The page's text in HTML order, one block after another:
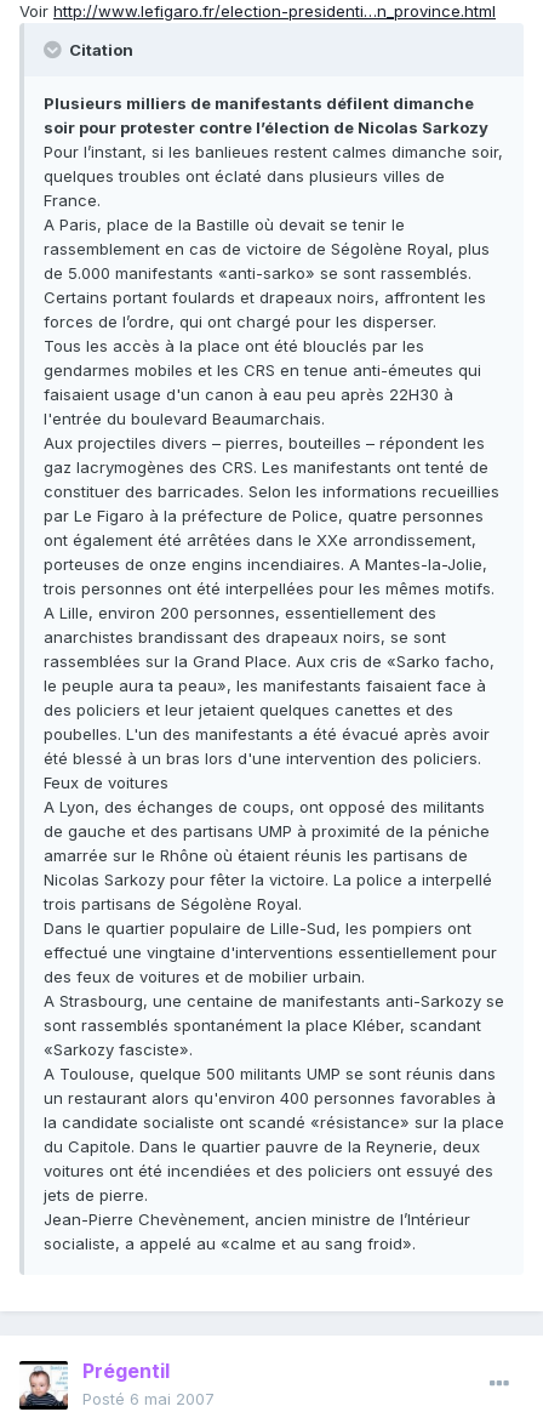
Voir http://www.lefigaro.fr/election-presidenti…n_province.html
Citation
Plusieurs milliers de manifestants défilent dimanche
soir pour protester contre l’élection de Nicolas Sarkozy
Pour l’instant, si les banlieues restent calmes dimanche soir,
quelques troubles ont éclaté dans plusieurs villes de
France.
A Paris, place de la Bastille où devait se tenir le
rassemblement en cas de victoire de Ségolène Royal, plus
de 5.000 manifestants «anti-sarko» se sont rassemblés.
Certains portant foulards et drapeaux noirs, affrontent les
forces de l’ordre, qui ont chargé pour les disperser.
Tous les accès à la place ont été blouclés par les
gendarmes mobiles et les CRS en tenue anti-émeutes qui
faisaient usage d'un canon à eau peu après 22H30 à
l'entrée du boulevard Beaumarchais.
Aux projectiles divers – pierres, bouteilles – répondent les
gaz lacrymogènes des CRS. Les manifestants ont tenté de
constituer des barricades. Selon les informations recueillies
par Le Figaro à la préfecture de Police, quatre personnes
ont également été arrêtées dans le XXe arrondissement,
porteuses de onze engins incendiaires. A Mantes-la-Jolie,
trois personnes ont été interpellées pour les mêmes motifs.
A Lille, environ 200 personnes, essentiellement des
anarchistes brandissant des drapeaux noirs, se sont
rassemblées sur la Grand Place. Aux cris de «Sarko facho,
le peuple aura ta peau», les manifestants faisaient face à
des policiers et leur jetaient quelques canettes et des
poubelles. L'un des manifestants a été évacué après avoir
été blessé à un bras lors d'une intervention des policiers.
Feux de voitures
A Lyon, des échanges de coups, ont opposé des militants
de gauche et des partisans UMP à proximité de la péniche
amarrée sur le Rhône où étaient réunis les partisans de
Nicolas Sarkozy pour fêter la victoire. La police a interpellé
trois partisans de Ségolène Royal.
Dans le quartier populaire de Lille-Sud, les pompiers ont
effectué une vingtaine d'interventions essentiellement pour
des feux de voitures et de mobilier urbain.
A Strasbourg, une centaine de manifestants anti-Sarkozy se
sont rassemblés spontanément la place Kléber, scandant
«Sarkozy fasciste».
A Toulouse, quelque 500 militants UMP se sont réunis dans
un restaurant alors qu'environ 400 personnes favorables à
la candidate socialiste ont scandé «résistance» sur la place
du Capitole. Dans le quartier pauvre de la Reynerie, deux
voitures ont été incendiées et des policiers ont essuyé des
jets de pierre.
Jean-Pierre Chevènement, ancien ministre de l’Intérieur
socialiste, a appelé au «calme et au sang froid».
Prégentil
Posté 6 mai 2007